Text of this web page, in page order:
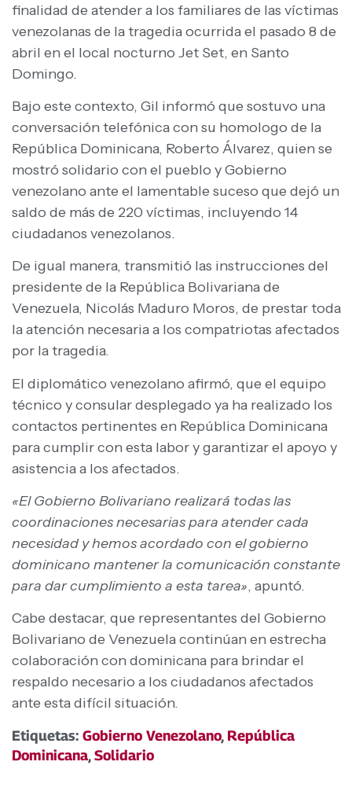
finalidad de atender a los familiares de las víctimas
venezolanas de la tragedia ocurrida el pasado 8 de
abril en el local nocturno Jet Set, en Santo
Domingo.
Bajo este contexto, Gil informó que sostuvo una
conversación telefónica con su homologo de la
República Dominicana, Roberto Álvarez, quien se
mostró solidario con el pueblo y Gobierno
venezolano ante el lamentable suceso que dejó un
saldo de más de 220 víctimas, incluyendo 14
ciudadanos venezolanos.
De igual manera, transmitió las instrucciones del
presidente de la República Bolivariana de
Venezuela, Nicolás Maduro Moros, de prestar toda
la atención necesaria a los compatriotas afectados
por la tragedia.
El diplomático venezolano afirmó, que el equipo
técnico y consular desplegado ya ha realizado los
contactos pertinentes en República Dominicana
para cumplir con esta labor y garantizar el apoyo y
asistencia a los afectados.
«El Gobierno Bolivariano realizará todas las
coordinaciones necesarias para atender cada
necesidad y hemos acordado con el gobierno
dominicano mantener la comunicación constante
para dar cumplimiento a esta tarea», apuntó.
Cabe destacar, que representantes del Gobierno
Bolivariano de Venezuela continúan en estrecha
colaboración con dominicana para brindar el
respaldo necesario a los ciudadanos afectados
ante esta difícil situación.
Etiquetas: Gobierno Venezolano, República
Dominicana,Solidario